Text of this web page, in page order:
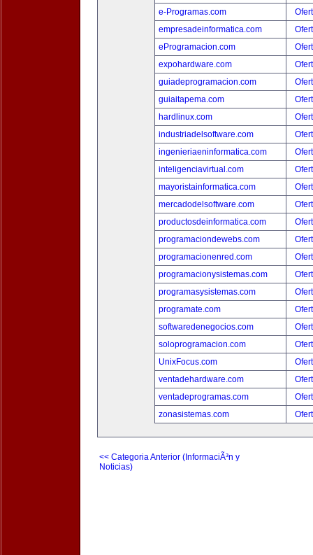
e-Programas.com
empresadeinformatica.com
eProgramacion.com
expohardware.com
guiadeprogramacion.com
guiaitapema.com
hardlinux.com
industriadelsoftware.com
ingenieriaeninformatica.com
inteligenciavirtual.com
mayoristainformatica.com
mercadodelsoftware.com
productosdeinformatica.com
programaciondewebs.com
programacionenred.com
programacionysistemas.com
programasysistemas.com
programate.com
softwaredenegocios.com
soloprogramacion.com
UnixFocus.com
ventadehardware.com
ventadeprogramas.com
zonasistemas.com
<< Categoria Anterior (InformaciÃ³n y
Noticias)